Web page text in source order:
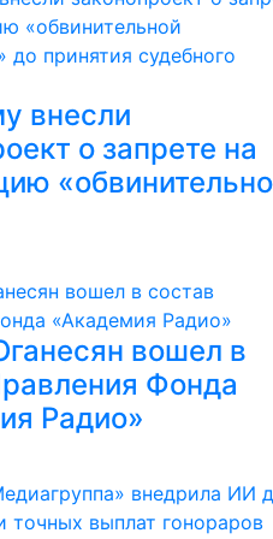
внесли
о запрете на
вошел в
Фонда
Радио»